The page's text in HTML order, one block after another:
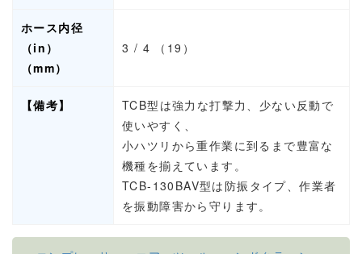
ホース内径
（in）
（mm）
3 / 4 （19）
【備考】
TCB型は強力な打撃力、少ない反動で
使いやすく、
小ハツリから重作業に到るまで豊富な
機種を揃えています。
TCB-130BAV型は防振タイプ、作業者
を振動障害から守ります。